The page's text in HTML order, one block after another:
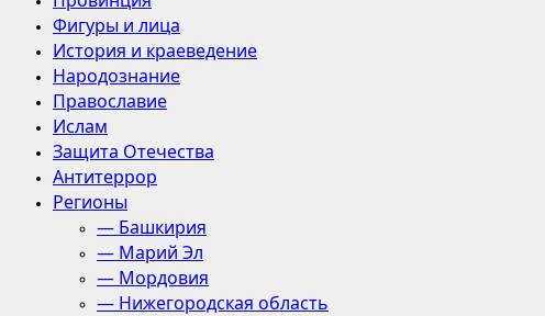
Фигуры и лица
История и краеведение
Народознание
Православие
Ислам
Защита Отечества
Антитеррор
Регионы
— Башкирия
— Марий Эл
— Мордовия
— Нижегородская область